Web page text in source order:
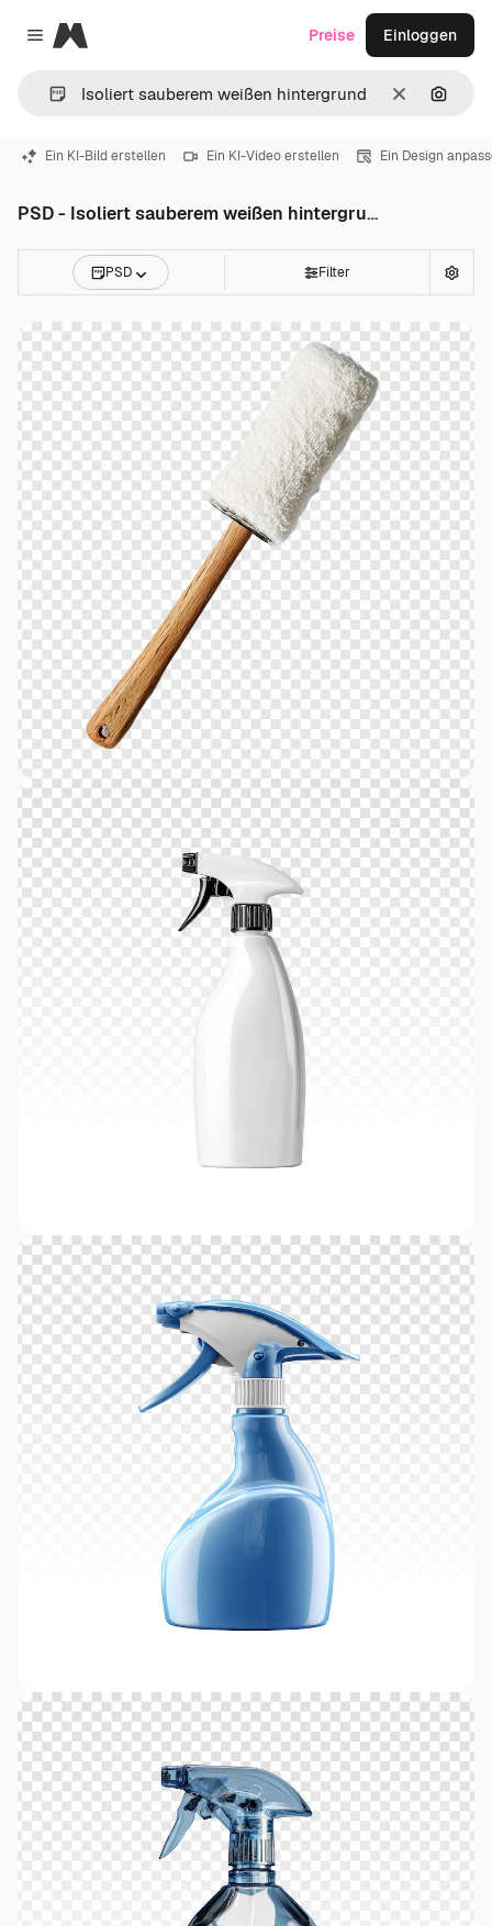
Close menu
Magnific
LöschenNach
Preise Einloggen
Ein KI-Bild erstellen Ein KI-Video erstellen Ein Design
PSD - Isoliert sauberem weißen hintergrund
PSD Filter